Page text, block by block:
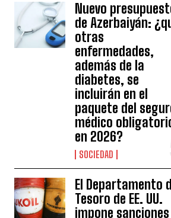
Nuevo
de Azerbaiyán:
otras
enfermedades,
además de la
diabetes, se
incluirán en el
paquete del
médico
en 2026?
SOCIEDAD
El Departamento
Tesoro de EE. UU.
impone